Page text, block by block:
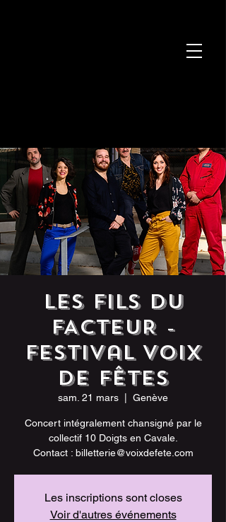
LES FILS DU
FACTEUR -
Festival Voix
de Fêtes
sam. 21 mars Genève
Concert intégralement chansigné par le
collectif 10 Doigts en Cavale.
Les inscriptions sont closes
Voir d'autres événements